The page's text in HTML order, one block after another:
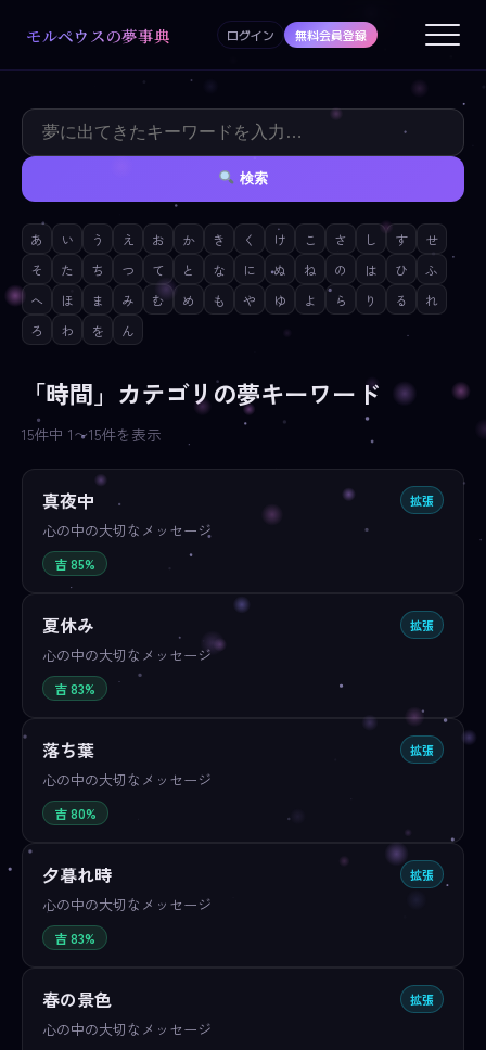
モルペウスの夢事典 ログイン 無料会員登録
検索
あ い う え お か き く け こ さ し す
せ
そ
た ち つ て と な に ぬ ね の は ひ
ふ
へ
ほ ま み む め も や ゆ よ ら り る
れ
ろ
わ を ん
「時間」カテゴリの夢キーワード
15件中 1〜15件を表示
真夜中 拡張
心の中の大切なメッセージ
吉 85%
夏休み 拡張
心の中の大切なメッセージ
吉 83%
落ち葉 拡張
心の中の大切なメッセージ
吉 80%
夕暮れ時 拡張
心の中の大切なメッセージ
吉 83%
春の景色 拡張
心の中の大切なメッセージ